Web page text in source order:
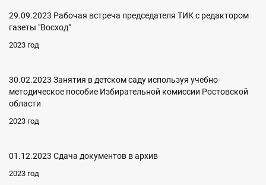
29.09.2023 Рабочая встреча председателя ТИК с редактором
газеты "Восход"
2023 год
30.02.2023 Занятия в детском саду используя учебно-
методическое пособие Избирательной комиссии Ростовской
области
2023 год
01.12.2023 Сдача документов в архив
2023 год